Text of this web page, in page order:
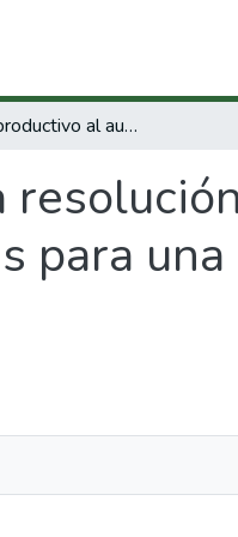
Del sector productivo al aula: la resolución de problemas en el desarrollo de competencias para una nueva organización del trabajo
para una